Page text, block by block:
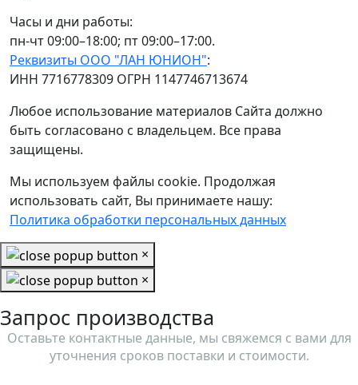
Часы и дни работы:
пн-чт 09:00–18:00; пт 09:00–17:00.
Реквизиты ООО "ЛАН ЮНИОН":
ИНН 7716778309 ОГРН 1147746713674
Любое использование материалов Сайта должно
быть согласовано с владельцем. Все права
защищены.
Мы используем файлы cookie. Продолжая
использовать сайт, Вы принимаете нашу:
Политика обработки персональных данных
×
×
Запрос производства
Оставьте контактные данные, мы свяжемся с вами для
уточнения сроков поставки и стоимости.